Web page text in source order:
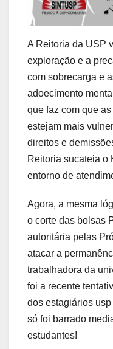
A Reitoria da USP
exploração e a
com sobrecarga e
adoecimento
que faz com que
estejam mais
direitos e
Reitoria sucateia o
entorno de
Agora, a mesma
o corte das bolsas
autoritária pelas
atacar a
trabalhadora da
foi a recente
dos estagiários
só foi barrado
estudantes!